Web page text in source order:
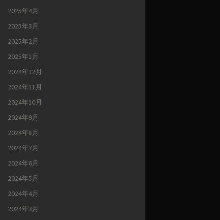
2025年4月
2025年3月
2025年2月
2025年1月
2024年12月
2024年11月
2024年10月
2024年9月
2024年8月
2024年7月
2024年6月
2024年5月
2024年4月
2024年3月